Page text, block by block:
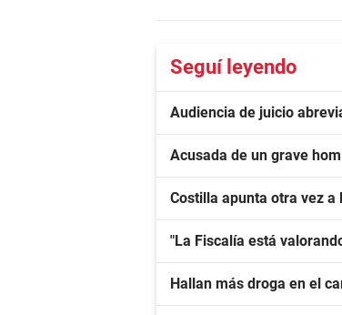
Seguí leyendo
Audiencia de juicio
Acusada de un grave
Costilla apunta otra vez a
"La Fiscalía está
Hallan más droga en el